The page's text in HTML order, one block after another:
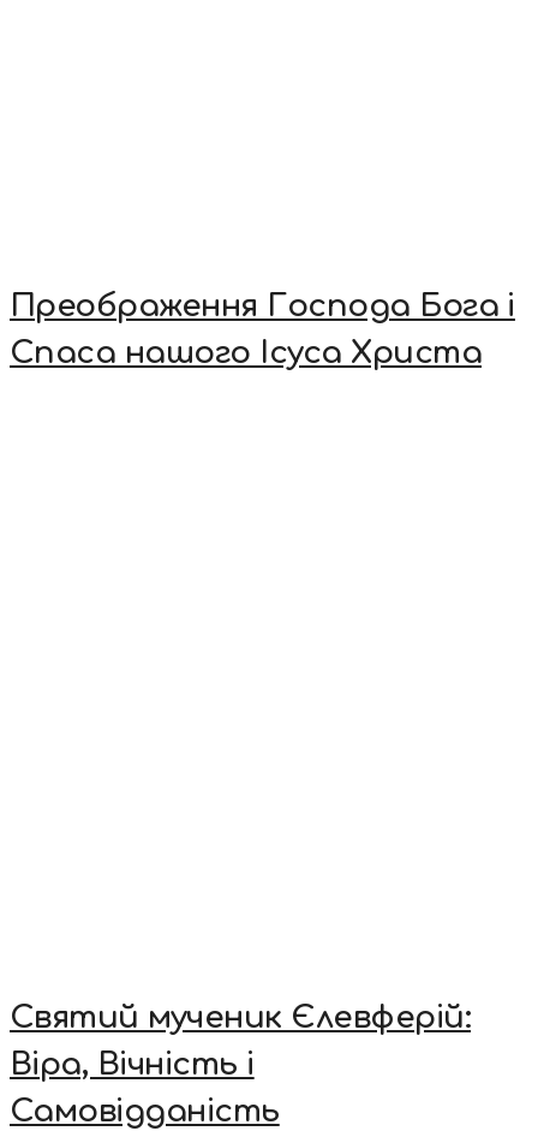
Преображення Господа Бога і
Спаса нашого Ісуса Христа
Святий мученик Єлевферій:
Віра, Вічність і
Самовідданість